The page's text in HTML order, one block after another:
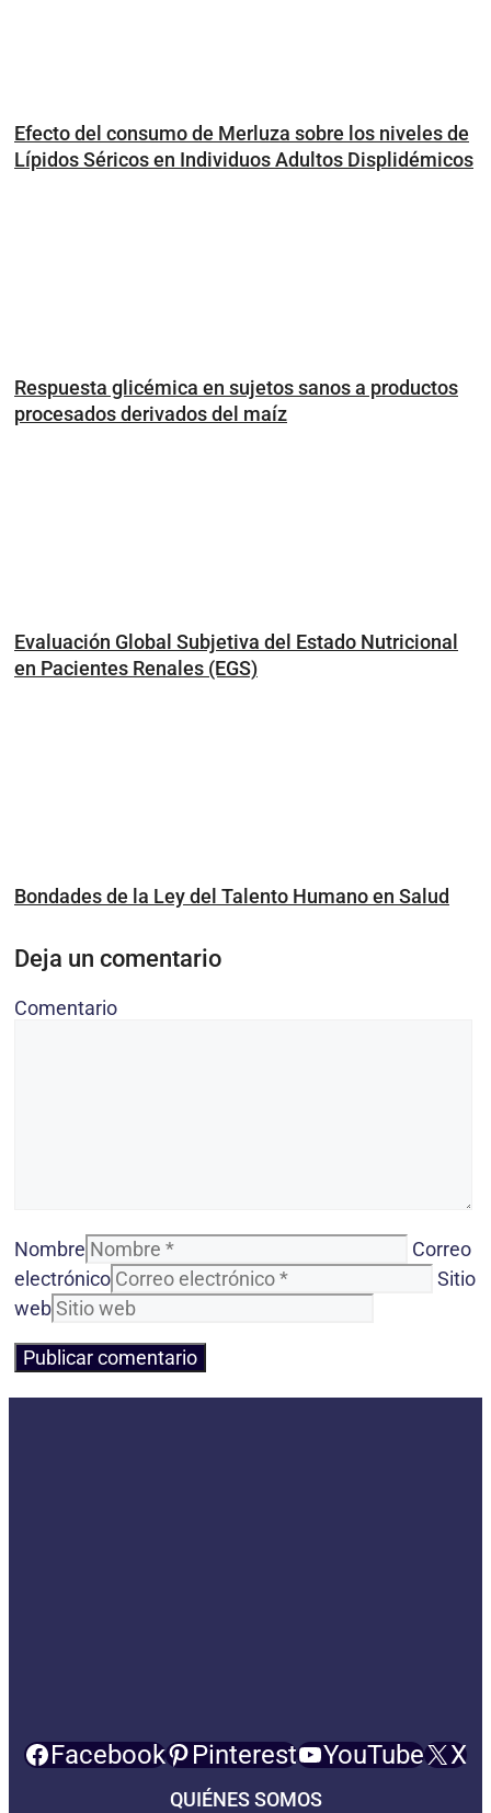
Efecto del consumo de Merluza sobre los niveles de
Lípidos Séricos en Individuos Adultos Displidémicos
Respuesta glicémica en sujetos sanos a productos
procesados derivados del maíz
Evaluación Global Subjetiva del Estado Nutricional
en Pacientes Renales (EGS)
Bondades de la Ley del Talento Humano en Salud
Deja un comentario
Comentario
Nombre
Correo
electrónico
Sitio
web
Facebook Pinterest YouTube X
QUIÉNES SOMOS